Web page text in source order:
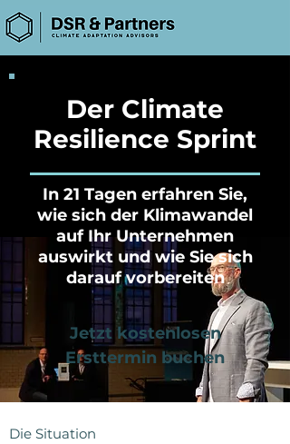
Der Climate
Resilience Sprint
In 21 Tagen erfahren Sie,
wie sich der Klimawandel
auf Ihr Unternehmen
auswirkt und wie Sie sich
darauf vorbereiten
Jetzt kostenlosen
Ersttermin buchen
Die Situation